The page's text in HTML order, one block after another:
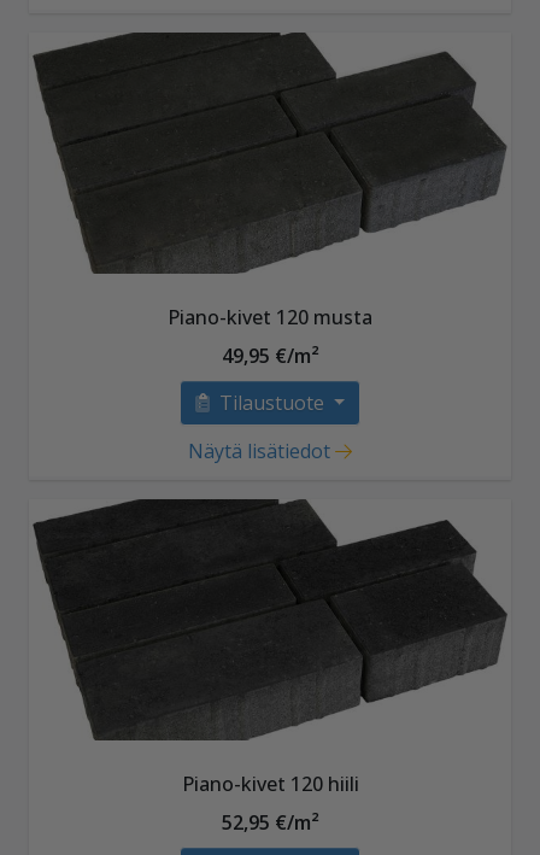
Piano-kivet 120 musta
49,95 €/m²
Tilaustuote
Näytä lisätiedot
Piano-kivet 120 hiili
52,95 €/m²